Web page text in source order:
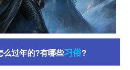
么过年的?有哪些习俗?